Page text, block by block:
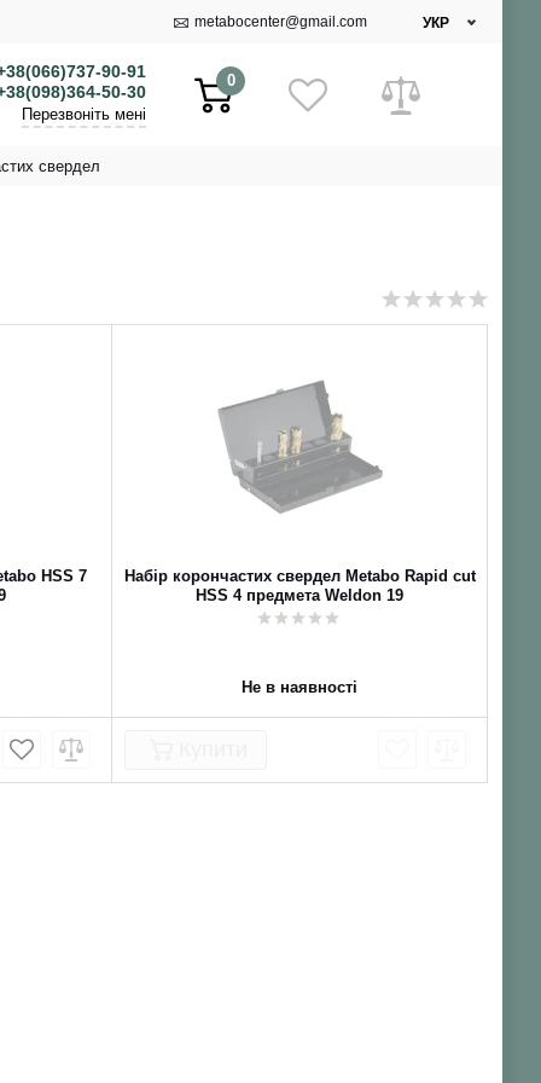
metabocenter@gmail.com УКР
90-91
50-30
Перезвоніть мені
0
свердел
HSS 7
Набір корончастих свердел Metabo Rapid cut
HSS 4 предмета Weldon 19
Не в наявності